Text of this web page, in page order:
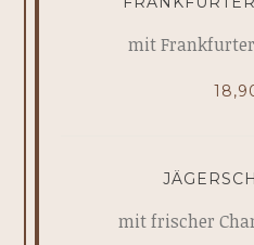
mit
mit frischer